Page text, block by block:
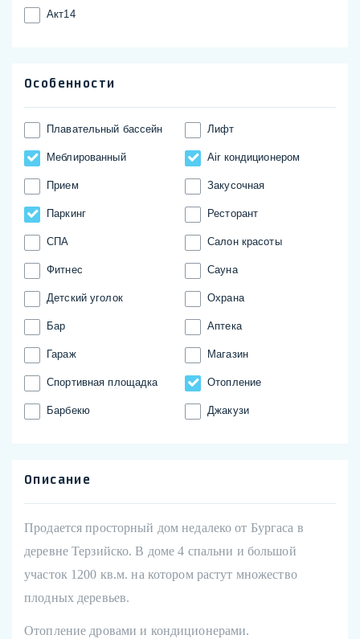
Акт14
Особенности
Плавательный бассейн Лифт
Меблированный Аir кондиционером
Прием Закусочная
Паркинг Ресторант
СПА Салон красоты
Фитнес Сауна
Детский уголок Охрана
Бар Аптека
Гараж Магазин
Спортивная площадка Отопление
Барбекю Джакузи
Описание
Продается просторный дом недалеко от Бургаса в
деревне Терзийско. В доме 4 спальни и большой
участок 1200 кв.м. на котором растут множество
плодных деревьев.
Отопление дровами и кондиционерами.